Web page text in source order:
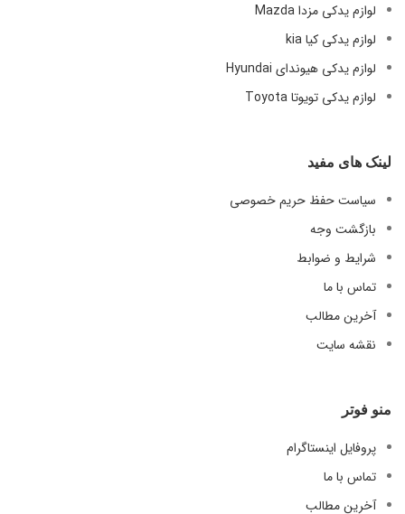
لوازم یدکی مزدا Mazda
لوازم یدکی کیا kia
لوازم یدکی هیوندای Hyundai
لوازم یدکی تویوتا Toyota
لینک های مفید
سیاست حفظ حریم خصوصی
بازگشت وجه
شرایط و ضوابط
تماس با ما
آخرین مطالب
نقشه سایت
منو فوتر
پروفایل اینستاگرام
تماس با ما
آخرین مطالب